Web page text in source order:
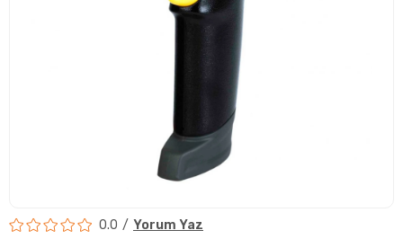
0.0 Yorum Yaz